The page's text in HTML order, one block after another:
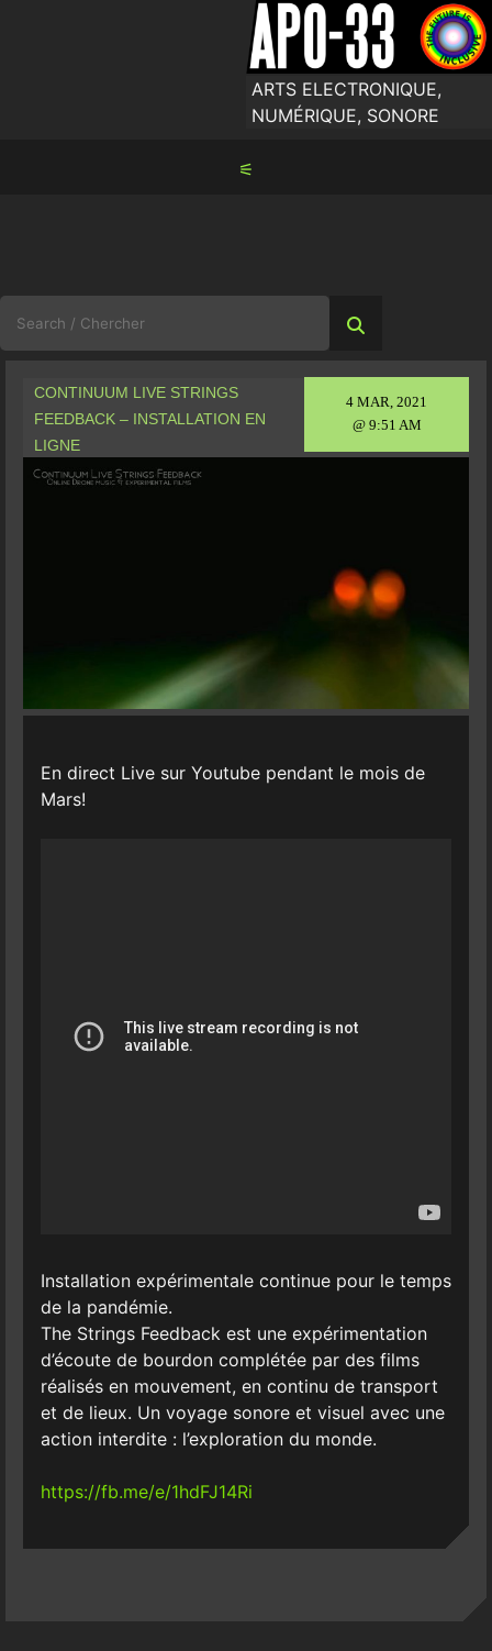
ARTS ELECTRONIQUE,
NUMÉRIQUE, SONORE
⚟
for:
4 MAR, 2021
@ 9:51 AM
CONTINUUM LIVE STRINGS
FEEDBACK – INSTALLATION EN
LIGNE
En direct Live sur Youtube pendant le mois de
Mars!
Installation expérimentale continue pour le temps
de la pandémie.
The Strings Feedback est une expérimentation
d’écoute de bourdon complétée par des films
réalisés en mouvement, en continu de transport
et de lieux. Un voyage sonore et visuel avec une
action interdite : l’exploration du monde.
https://fb.me/e/1hdFJ14Ri